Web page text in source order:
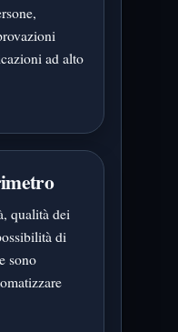
ad alto
qualità dei
di
sono